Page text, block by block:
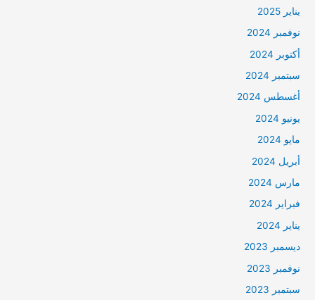
يناير 2025
نوفمبر 2024
أكتوبر 2024
سبتمبر 2024
أغسطس 2024
يونيو 2024
مايو 2024
أبريل 2024
مارس 2024
فبراير 2024
يناير 2024
ديسمبر 2023
نوفمبر 2023
سبتمبر 2023